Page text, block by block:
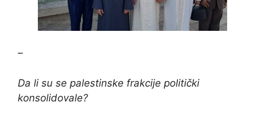
–
Da li su se palestinske frakcije politički
konsolidovale?